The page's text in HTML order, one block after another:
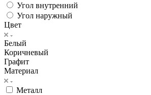
Угол внутренний
Угол наружный
Цвет
Белый
Коричневый
Графит
Материал
Металл